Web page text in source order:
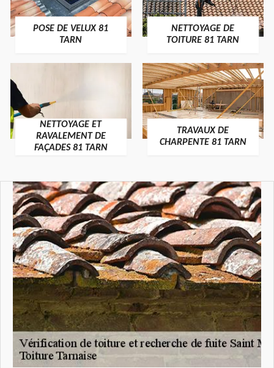
POSE DE VELUX 81
TARN
NETTOYAGE DE
TOITURE 81 TARN
NETTOYAGE ET
RAVALEMENT DE
FAÇADES 81 TARN
TRAVAUX DE
CHARPENTE 81 TARN